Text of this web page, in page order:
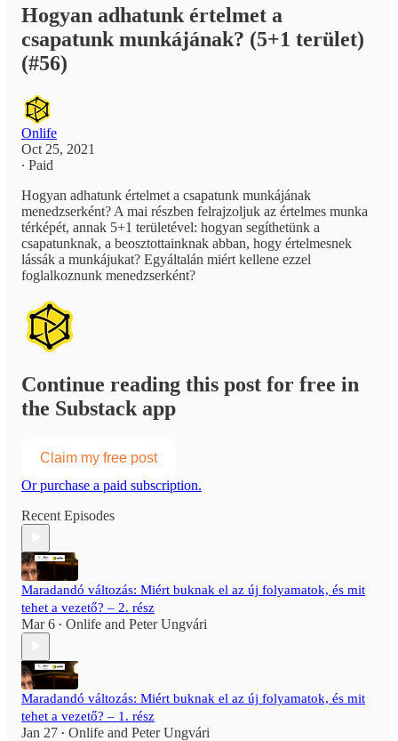
Hogyan adhatunk értelmet a
csapatunk munkájának? (5+1 terület)
(#56)
Onlife
Oct 25, 2021
∙ Paid
Hogyan adhatunk értelmet a csapatunk munkájának
menedzserként? A mai részben felrajzoljuk az értelmes munka
térképét, annak 5+1 területével: hogyan segíthetünk a
csapatunknak, a beosztottainknak abban, hogy értelmesnek
lássák a munkájukat? Egyáltalán miért kellene ezzel
foglalkoznunk menedzserként?
Continue reading this post for free in
the Substack app
Claim my free post
Or purchase a paid subscription.
Recent Episodes
Maradandó változás: Miért buknak el az új folyamatok, és mit
tehet a vezető? – 2. rész
Mar 6 • Onlife and Peter Ungvári
Maradandó változás: Miért buknak el az új folyamatok, és mit
tehet a vezető? – 1. rész
Jan 27 • Onlife and Peter Ungvári